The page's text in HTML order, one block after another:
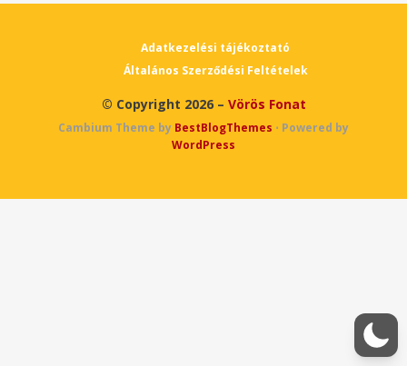
Adatkezelési tájékoztató
Általános Szerződési Feltételek
© Copyright 2026 – Vörös Fonat
Cambium Theme by BestBlogThemes ⋅ Powered by
WordPress